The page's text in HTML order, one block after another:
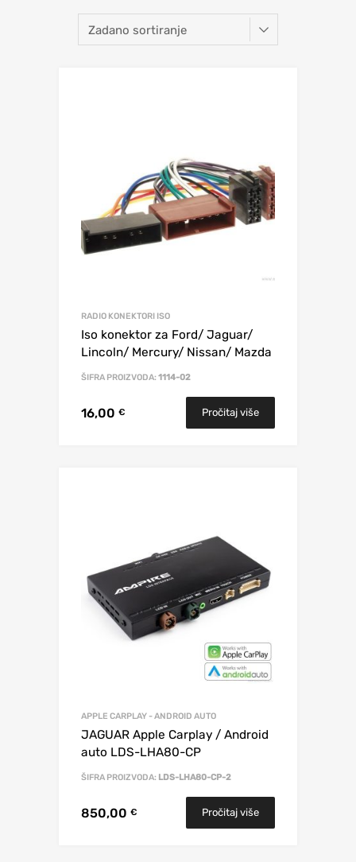
RADIO KONEKTORI ISO
Iso konektor za Ford/ Jaguar/
Lincoln/ Mercury/ Nissan/ Mazda
ŠIFRA PROIZVODA: 1114-02
16,00 € Pročitaj više
APPLE CARPLAY - ANDROID AUTO
JAGUAR Apple Carplay / Android
auto LDS-LHA80-CP
ŠIFRA PROIZVODA: LDS-LHA80-CP-2
850,00 € Pročitaj više